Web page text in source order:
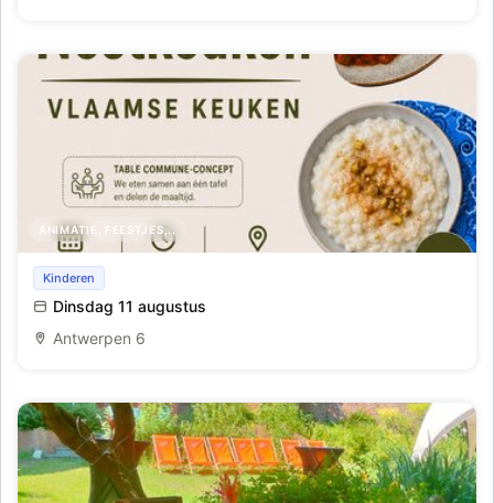
ANIMATIE, FEESTJES,..
Nestkeuken
Kinderen
Dinsdag 11 augustus
Antwerpen 6